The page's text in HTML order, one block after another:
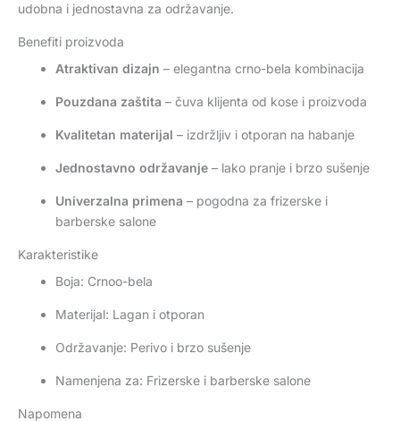
udobna i jednostavna za održavanje.
Benefiti proizvoda
Atraktivan dizajn – elegantna crno-bela kombinacija
Pouzdana zaštita – čuva klijenta od kose i proizvoda
Kvalitetan materijal – izdržljiv i otporan na habanje
Jednostavno održavanje – lako pranje i brzo sušenje
Univerzalna primena – pogodna za frizerske i
barberske salone
Karakteristike
Boja: Crnoo-bela
Materijal: Lagan i otporan
Održavanje: Perivo i brzo sušenje
Namenjena za: Frizerske i barberske salone
Napomena